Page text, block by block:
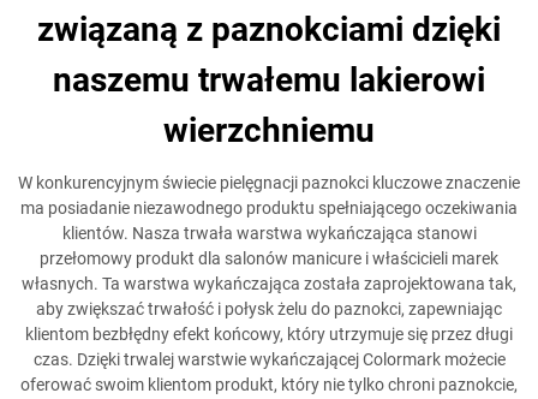
związaną z paznokciami dzięki
naszemu trwałemu lakierowi
wierzchniemu
W konkurencyjnym świecie pielęgnacji paznokci kluczowe znaczenie
ma posiadanie niezawodnego produktu spełniającego oczekiwania
klientów. Nasza trwała warstwa wykańczająca stanowi
przełomowy produkt dla salonów manicure i właścicieli marek
własnych. Ta warstwa wykańczająca została zaprojektowana tak,
aby zwiększać trwałość i połysk żelu do paznokci, zapewniając
klientom bezbłędny efekt końcowy, który utrzymuje się przez długi
czas. Dzięki trwalej warstwie wykańczającej Colormark możecie
oferować swoim klientom produkt, który nie tylko chroni paznokcie,